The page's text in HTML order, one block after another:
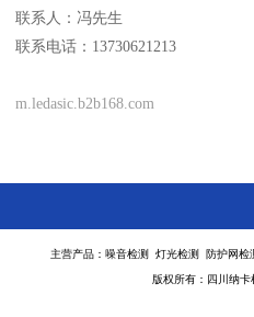
联系人：冯先生
联系电话：13730621213
m.ledasic.b2b168.com
主营产品：噪音检测 灯光检测 防护网
版权所有：四川纳卡